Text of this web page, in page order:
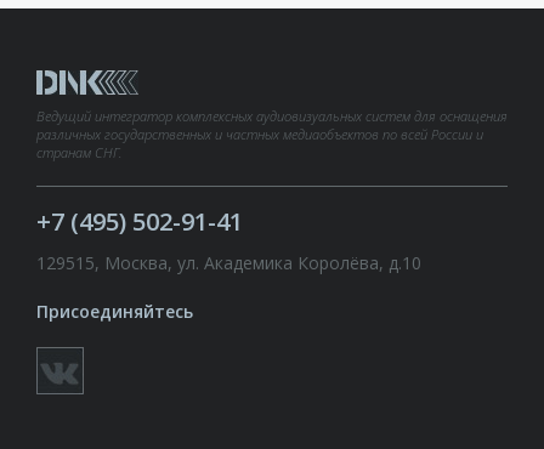
Ведущий интегратор комплексных аудиовизуальных систем для оснащения
различных государственных и частных медиаобъектов по всей России и
странам СНГ.
+7 (495) 502-91-41
129515, Москва, ул. Академика Королёва, д.10
Присоединяйтесь